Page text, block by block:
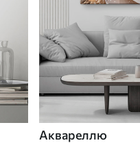
Аквареллю